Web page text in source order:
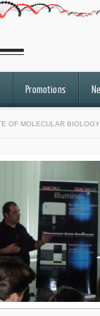
Promotions
OF MOLECULAR